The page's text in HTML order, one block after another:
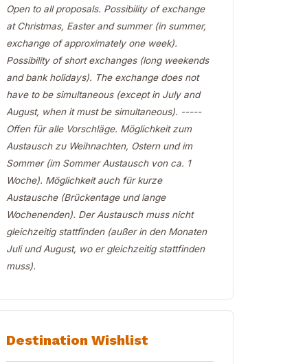
Open to all proposals. Possibility of exchange
at Christmas, Easter and summer (in summer,
exchange of approximately one week).
Possibility of short exchanges (long weekends
and bank holidays). The exchange does not
have to be simultaneous (except in July and
August, when it must be simultaneous). -----
Offen für alle Vorschläge. Möglichkeit zum
Austausch zu Weihnachten, Ostern und im
Sommer (im Sommer Austausch von ca. 1
Woche). Möglichkeit auch für kurze
Austausche (Brückentage und lange
Wochenenden). Der Austausch muss nicht
gleichzeitig stattfinden (außer in den Monaten
Juli und August, wo er gleichzeitig stattfinden
muss).
Destination Wishlist